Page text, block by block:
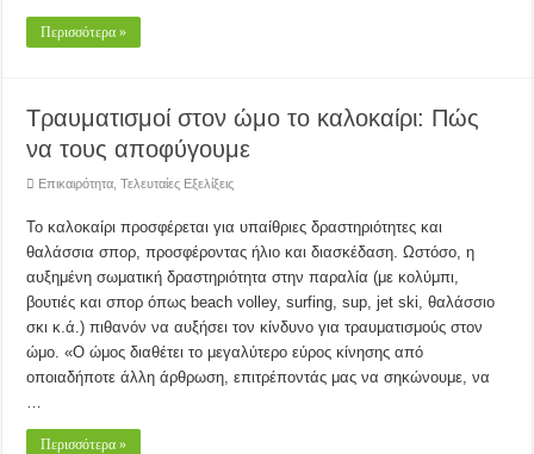
Περισσότερα »
Τραυματισμοί στον ώμο το καλοκαίρι: Πώς
να τους αποφύγουμε
Επικαιρότητα ,Τελευταίες Εξελίξεις
Το καλοκαίρι προσφέρεται για υπαίθριες δραστηριότητες και
θαλάσσια σπορ, προσφέροντας ήλιο και διασκέδαση. Ωστόσο, η
αυξημένη σωματική δραστηριότητα στην παραλία (με κολύμπι,
βουτιές και σπορ όπως beach volley, surfing, sup, jet ski, θαλάσσιο
σκι κ.ά.) πιθανόν να αυξήσει τον κίνδυνο για τραυματισμούς στον
ώμο. «Ο ώμος διαθέτει το μεγαλύτερο εύρος κίνησης από
οποιαδήποτε άλλη άρθρωση, επιτρέποντάς μας να σηκώνουμε, να
…
Περισσότερα »